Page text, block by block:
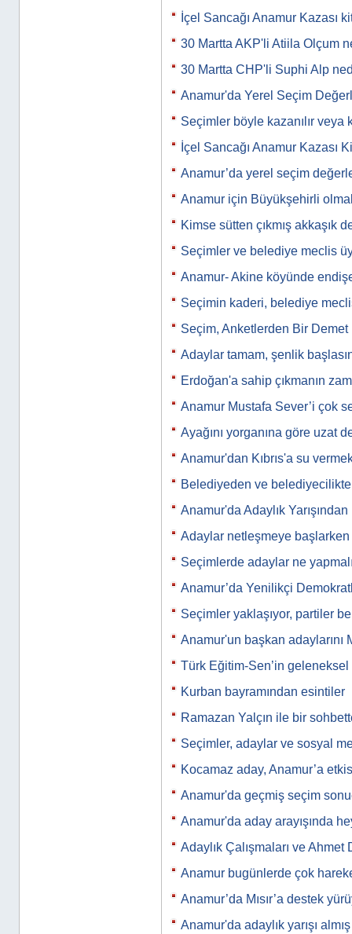
İçel Sancağı Anamur Kazası
30 Martta AKP'li Atiila Olçum
30 Martta CHP'li Suphi Alp
Anamur'da Yerel Seçim
Seçimler böyle kazanılır veya
İçel Sancağı Anamur Kazası
Anamur’da yerel seçim
Anamur için Büyükşehirli
Kimse sütten çıkmış akkaşık
Seçimler ve belediye meclis
Anamur- Akine köyünde
Seçimin kaderi, belediye
Seçim, Anketlerden Bir Demet
Adaylar tamam, şenlik
Erdoğan'a sahip çıkmanın
Anamur Mustafa Sever’i çok
Ayağını yorganına göre uzat
Anamur'dan Kıbrıs'a su
Belediyeden ve
Anamur'da Adaylık
Adaylar netleşmeye
Seçimlerde adaylar ne
Anamur’da Yenilikçi
Seçimler yaklaşıyor, partiler
Anamur'un başkan adaylarını
Türk Eğitim-Sen’in
Kurban bayramından esintiler
Ramazan Yalçın ile bir
Seçimler, adaylar ve sosyal
Kocamaz aday, Anamur’a
Anamur'da geçmiş seçim
Anamur'da aday arayışında
Adaylık Çalışmaları ve Ahmet
Anamur bugünlerde çok
Anamur’da Mısır’a destek
Anamur'da adaylık yarışı